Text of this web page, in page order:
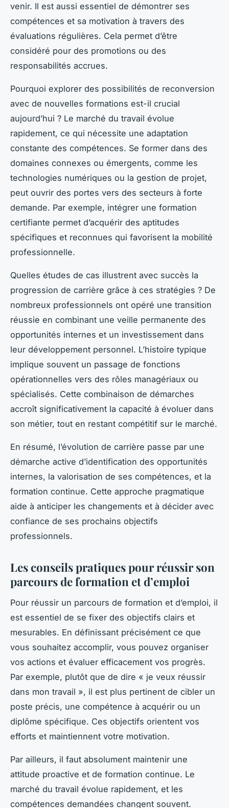
venir. Il est aussi essentiel de démontrer ses
compétences et sa motivation à travers des
évaluations régulières. Cela permet d’être
considéré pour des promotions ou des
responsabilités accrues.
Pourquoi explorer des possibilités de reconversion
avec de nouvelles formations est-il crucial
aujourd’hui ? Le marché du travail évolue
rapidement, ce qui nécessite une adaptation
constante des compétences. Se former dans des
domaines connexes ou émergents, comme les
technologies numériques ou la gestion de projet,
peut ouvrir des portes vers des secteurs à forte
demande. Par exemple, intégrer une formation
certifiante permet d’acquérir des aptitudes
spécifiques et reconnues qui favorisent la mobilité
professionnelle.
Quelles études de cas illustrent avec succès la
progression de carrière grâce à ces stratégies ? De
nombreux professionnels ont opéré une transition
réussie en combinant une veille permanente des
opportunités internes et un investissement dans
leur développement personnel. L’histoire typique
implique souvent un passage de fonctions
opérationnelles vers des rôles managériaux ou
spécialisés. Cette combinaison de démarches
accroît significativement la capacité à évoluer dans
son métier, tout en restant compétitif sur le marché.
En résumé, l’évolution de carrière passe par une
démarche active d’identification des opportunités
internes, la valorisation de ses compétences, et la
formation continue. Cette approche pragmatique
aide à anticiper les changements et à décider avec
confiance de ses prochains objectifs
professionnels.
Les conseils pratiques pour réussir son
parcours de formation et d’emploi
Pour réussir un parcours de formation et d’emploi, il
est essentiel de se fixer des objectifs clairs et
mesurables. En définissant précisément ce que
vous souhaitez accomplir, vous pouvez organiser
vos actions et évaluer efficacement vos progrès.
Par exemple, plutôt que de dire « je veux réussir
dans mon travail », il est plus pertinent de cibler un
poste précis, une compétence à acquérir ou un
diplôme spécifique. Ces objectifs orientent vos
efforts et maintiennent votre motivation.
Par ailleurs, il faut absolument maintenir une
attitude proactive et de formation continue. Le
marché du travail évolue rapidement, et les
compétences demandées changent souvent.